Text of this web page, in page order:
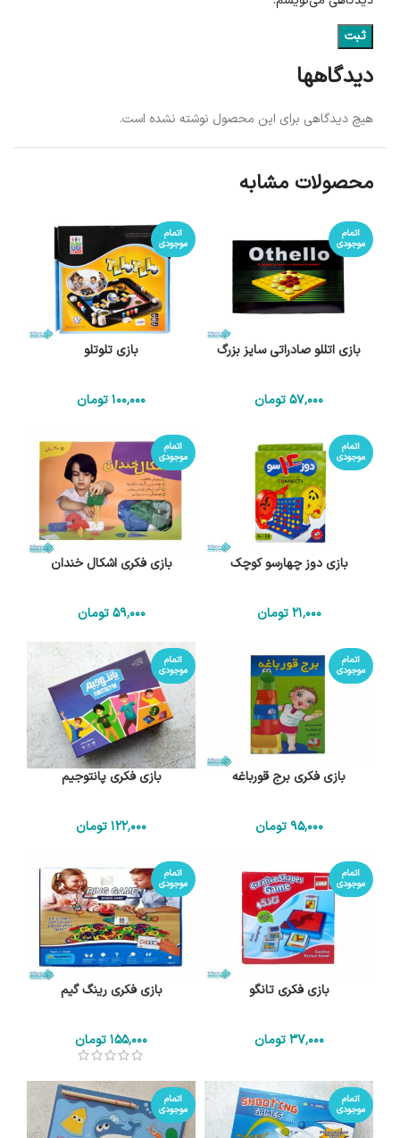
دیدگاهها
هیچ دیدگاهی برای این محصول نوشته نشده است.
محصولات مشابه
اتمام
موجودی
بازی اتللو صادراتی سایز بزرگ
57٬000تومان
اتمام
موجودی
بازی تلوتلو
100٬000تومان
اتمام
موجودی
بازی دوز چهارسو کوچک
21٬000 تومان
اتمام
موجودی
بازی فکری اشکال خندان
59٬000 تومان
اتمام
موجودی
بازی فکری برج قورباغه
95٬000 تومان
اتمام
موجودی
بازی فکری پانتوجیم
122٬000تومان
اتمام
موجودی
بازی فکری تانگو
37٬000 تومان
اتمام
موجودی
بازی فکری رینگ گیم
155٬000تومان
اتمام
موجودی
اتمام
موجودی